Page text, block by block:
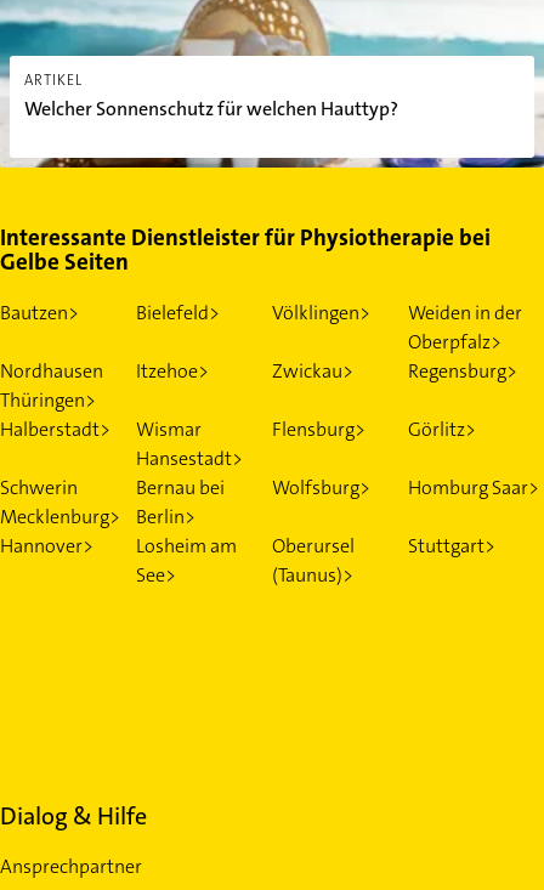
ARTIKEL
Welcher Sonnenschutz für welchen Hauttyp?
Interessante Dienstleister für Physiotherapie bei
Gelbe Seiten
Bautzen> Bielefeld> Völklingen>
Weiden in der
Oberpfalz>
Nordhausen
Thüringen>
Itzehoe> Zwickau> Regensburg>
Halberstadt>
Wismar
Hansestadt>
Flensburg> Görlitz>
Schwerin
Mecklenburg>
Bernau bei
Berlin>
Wolfsburg> Homburg Saar>
Hannover>
Losheim am
See>
Oberursel
(Taunus)>
Stuttgart>
Dialog & Hilfe
Ansprechpartner